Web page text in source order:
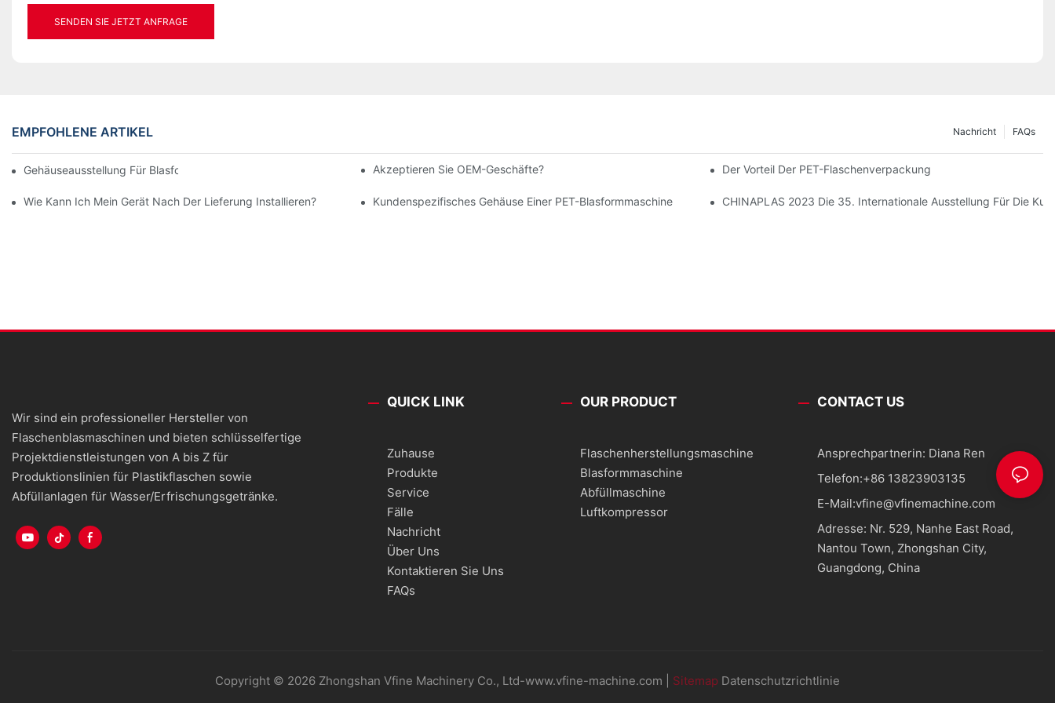
SENDEN SIE JETZT ANFRAGE
EMPFOHLENE ARTIKEL FAQs
Nachricht
Gehäuseausstellung Für Blasformmaschinen Akzeptieren Sie OEM-Geschäfte? Der Vorteil Der PET-Flaschenverpackung
Wie Kann Ich Mein Gerät Nach Der Lieferung Installieren? Kundenspezifisches Gehäuse Einer PET-Blasformmaschine CHINAPLAS 2023 Die 35. Internationale Ausstellung Für Die
Wir sind ein professioneller Hersteller von
Flaschenblasmaschinen und bieten schlüsselfertige
Projektdienstleistungen von A bis Z für
Produktionslinien für Plastikflaschen sowie
Abfüllanlagen für Wasser/Erfrischungsgetränke.
QUICK LINK
Zuhause
Produkte
Service
Fälle
Nachricht
Über Uns
Kontaktieren Sie Uns
FAQs
OUR PRODUCT
Flaschenherstellungsmaschine
Blasformmaschine
Abfüllmaschine
Luftkompressor
CONTACT US
Ansprechpartnerin: Diana Ren
Telefon:+86 13823903135
E-Mail:vfine@vfinemachine.com
Adresse: Nr. 529, Nanhe East Road,
Nantou Town, Zhongshan City,
Guangdong, China
Copyright © 2026 Zhongshan Vfine Machinery Co., Ltd-www.vfine-machine.com | Sitemap Datenschutzrichtlinie